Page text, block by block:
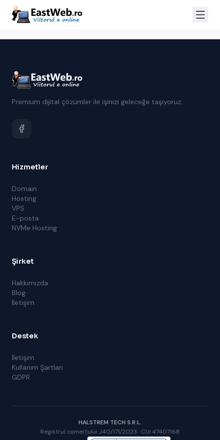
Premium dijital çözümler ile işinizi geleceğe taşıyoruz.
Hizmetler
Domain
Hosting
VPS
E-posta
NVMe Hosting
Şirket
Hakkımızda
Blog
İletişim
Destek
İletişim
Kullanım Şartları
GDPR
HALSTREM TECH S.R.L.
Registrul comerțului J40/171/2023 · CUI 47407168